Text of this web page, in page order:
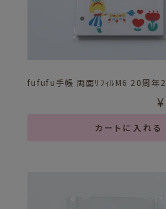
fufufu手帳 両面ﾘﾌｨﾙM6 20周年2
カートに入れる
¥